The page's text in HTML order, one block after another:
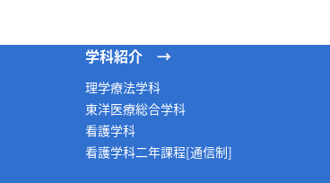
学科紹介
理学療法学科
東洋医療総合学科
看護学科
看護学科二年課程[通信制]